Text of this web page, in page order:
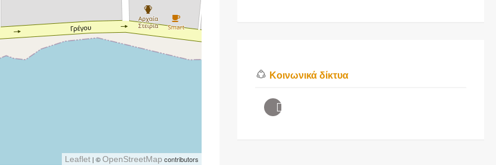
Leaflet | ©OpenStreetMap contributors
Κοινωνικά δίκτυα